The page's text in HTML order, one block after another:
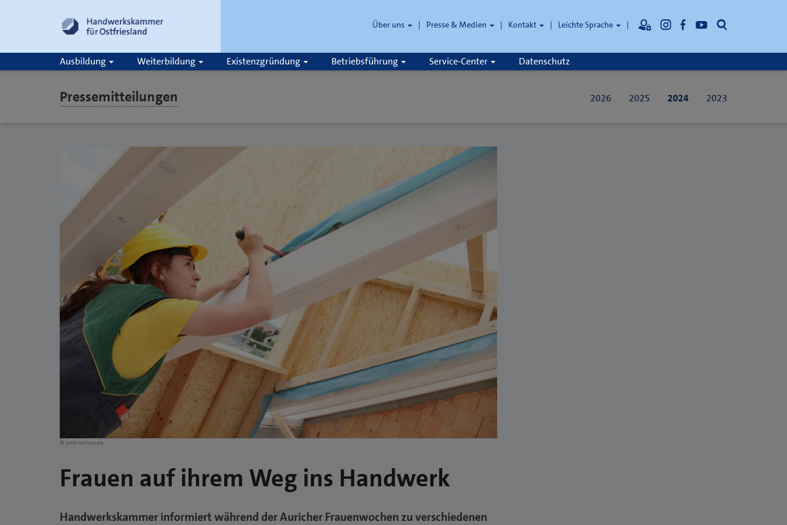
Über uns Presse & Medien Kontakt Leichte Sprache
Ausbildung Weiterbildung Existenzgründung Betriebsführung Service-Center Datenschutz
Suche
Pressemitteilungen 2026 2025 2024 2023
© amh-online.de
Frauen auf ihrem Weg ins Handwerk
Handwerkskammer informiert während der Auricher Frauenwochen zu verschiedenen